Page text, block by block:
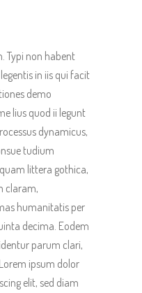
Typi non habent
in iis qui facit
demo
lius quod ii legunt
dynamicus,
tudium
littera gothica,
claram,
humanitatis per
decima. Eodem
parum clari,
ipsum dolor
elit, sed diam